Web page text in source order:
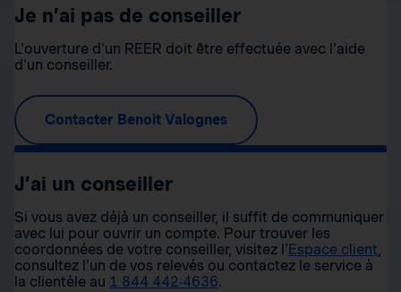
Je n’ai pas de conseiller
L'ouverture d'un REER doit être effectuée avec l'aide
d'un conseiller.
Contacter Benoit Valognes
J’ai un conseiller
Si vous avez déjà un conseiller, il suffit de communiquer
avec lui pour ouvrir un compte. Pour trouver les
coordonnées de votre conseiller, visitez l' Espace client,
consultez l'un de vos relevés ou contactez le service à
la clientèle au 1 844 442-4636.